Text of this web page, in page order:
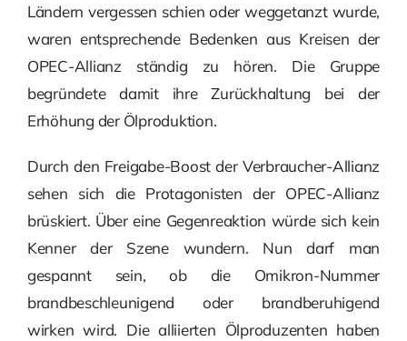
Ländern vergessen schien oder weggetanzt wurde,
waren entsprechende Bedenken aus Kreisen der
OPEC-Allianz ständig zu hören. Die Gruppe
begründete damit ihre Zurückhaltung bei der
Erhöhung der Ölproduktion.
Durch den Freigabe-Boost der Verbraucher-Allianz
sehen sich die Protagonisten der OPEC-Allianz
brüskiert. Über eine Gegenreaktion würde sich kein
Kenner der Szene wundern. Nun darf man
gespannt sein, ob die Omikron-Nummer
brandbeschleunigend oder brandberuhigend
wirken wird. Die alliierten Ölproduzenten haben